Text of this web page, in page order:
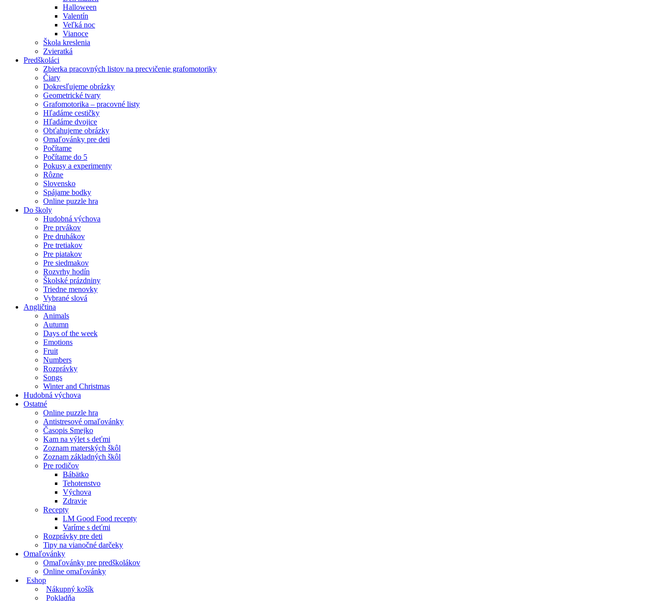
Halloween
Valentín
Veľká noc
Vianoce
Škola kreslenia
Zvieratká
Predškoláci
Zbierka pracovných listov na precvičenie grafomotoriky
Čiary
Dokresľujeme obrázky
Geometrické tvary
Grafomotorika – pracovné listy
Hľadáme cestičky
Hľadáme dvojice
Obťahujeme obrázky
Omaľovánky pre deti
Počítame
Počítame do 5
Pokusy a experimenty
Rôzne
Slovensko
Spájame bodky
Online puzzle hra
Do školy
Hudobná výchova
Pre prvákov
Pre druhákov
Pre tretiakov
Pre piatakov
Pre siedmakov
Rozvrhy hodín
Školské prázdniny
Triedne menovky
Vybrané slová
Angličtina
Animals
Autumn
Days of the week
Emotions
Fruit
Numbers
Rozprávky
Songs
Winter and Christmas
Hudobná výchova
Ostatné
Online puzzle hra
Antistresové omaľovánky
Časopis Smejko
Kam na výlet s deťmi
Zoznam materských škôl
Zoznam základných škôl
Pre rodičov
Bábätko
Tehotenstvo
Výchova
Zdravie
Recepty
LM Good Food recepty
Varíme s deťmi
Rozprávky pre deti
Tipy na vianočné darčeky
Omaľovánky
Omaľovánky pre predškolákov
Online omaľovánky
Eshop
Nákupný košík
Pokladňa